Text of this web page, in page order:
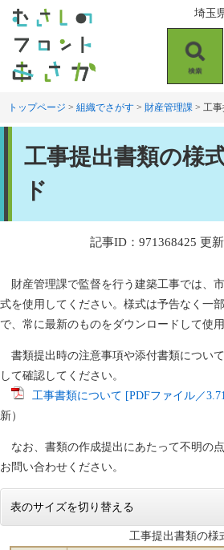
す
し
索
埼玉
トップページ > 組織でさがす > 財産管理課 > 工
工事提出書類の様
ド
記事ID：971368425 更
財産管理課で監督を行う建築工事では、
式を使用してください。様式は予告なく一
で、常に最新のものをダウンロードして使
書類提出時の注意事項や添付書類につい
して確認してください。
工事書類について [PDFファイル／
新）
なお、書類の作成提出にあたって不明の
お問い合わせください。
表のサイズを切り替える
工事提出書類の様